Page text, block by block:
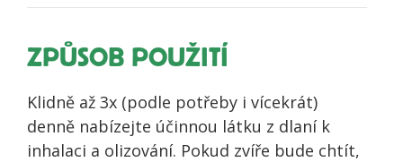
ZPŮSOB POUŽITÍ
Klidně až 3x (podle potřeby i vícekrát)
denně nabízejte účinnou látku z dlaní k
inhalaci a olizování. Pokud zvíře bude chtít,